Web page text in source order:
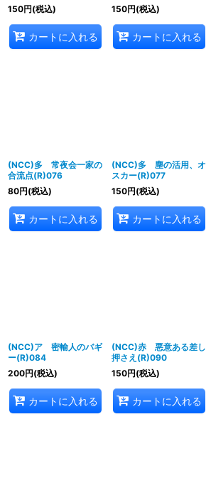
150円(税込)
カートに入れる
150円(税込)
カートに入れる
(NCC)多 常夜会一家の
合流点(R)076
80円(税込)
カートに入れる
(NCC)多 塵の活用、オ
スカー(R)077
150円(税込)
カートに入れる
(NCC)ア 密輸人のバギ
ー(R)084
200円(税込)
カートに入れる
(NCC)赤 悪意ある差し
押さえ(R)090
150円(税込)
カートに入れる